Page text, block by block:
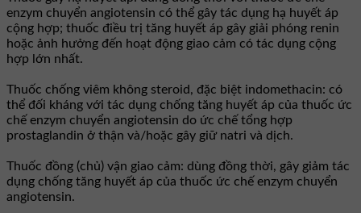
enzym chuyển angiotensin có thể gây tác dụng hạ huyết áp
cộng hợp; thuốc điều trị tăng huyết áp gây giải phóng renin
hoặc ảnh hưởng đến hoạt động giao cảm có tác dụng cộng
hợp lớn nhất.
Thuốc chống viêm không steroid, đặc biệt indomethacin: có
thể đối kháng với tác dụng chống tăng huyết áp của thuốc ức
chế enzym chuyển angiotensin do ức chế tổng hợp
prostaglandin ở thận và/hoặc gây giữ natri và dịch.
Thuốc đồng (chủ) vận giao cảm: dùng đồng thời, gây giảm tác
dụng chống tăng huyết áp của thuốc ức chế enzym chuyển
angiotensin.